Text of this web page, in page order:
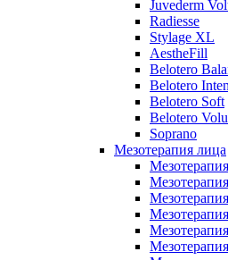
Juvederm
Radiesse
Stylage XL
AestheFill
Belotero
Belotero
Belotero Soft
Belotero
Soprano
Мезотерапия лица